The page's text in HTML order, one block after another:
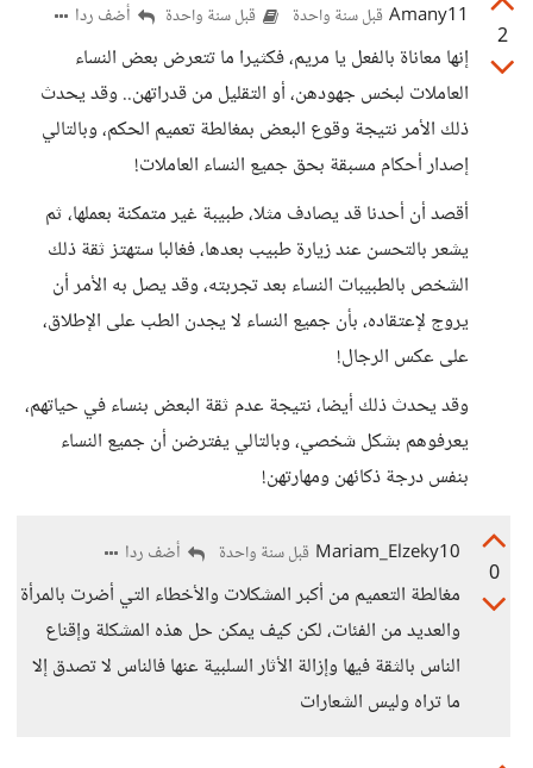
2
Amany11 قبل سنة واحدة قبل سنة واحدة أضف ردا
إنها معاناة بالفعل يا مريم، فكثيرا ما تتعرض بعض النساء
العاملات لبخس جهودهن، أو التقليل من قدراتهن.. وقد يحدث
ذلك الأمر نتيجة وقوع البعض بمغالطة تعميم الحكم، وبالتالي
إصدار أحكام مسبقة بحق جميع النساء العاملات!
أقصد أن أحدنا قد يصادف مثلا، طبيبة غير متمكنة بعملها، ثم
يشعر بالتحسن عند زيارة طبيب بعدها، فغالبا ستهتز ثقة ذلك
الشخص بالطبيبات النساء بعد تجربته، وقد يصل به الأمر أن
يروج لإعتقاده، بأن جميع النساء لا يجدن الطب على الإطلاق،
على عكس الرجال!
وقد يحدث ذلك أيضا، نتيجة عدم ثقة البعض بنساء في حياتهم،
يعرفوهم بشكل شخصي، وبالتالي يفترضن أن جميع النساء
بنفس درجة ذكائهن ومهارتهن!
0
Mariam_Elzeky10 قبل سنة واحدة أضف ردا
مغالطة التعميم من أكبر المشكلات والأخطاء التي أضرت بالمرأة
والعديد من الفئات، لكن كيف يمكن حل هذه المشكلة وإقناع
الناس بالثقة فيها وإزالة الأثار السلبية عنها فالناس لا تصدق إلا
ما تراه وليس الشعارات